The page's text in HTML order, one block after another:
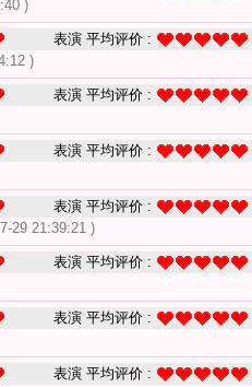
)
表演 平均评价 :
)
表演 平均评价 :
表演 平均评价 :
表演 平均评价 :
29 21:39:21 )
表演 平均评价 :
表演 平均评价 :
表演 平均评价 :